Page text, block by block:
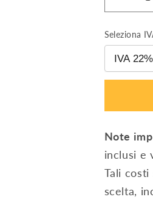
la
de
6
1
Seleziona
Note
inclusi e
Tali
scelta,